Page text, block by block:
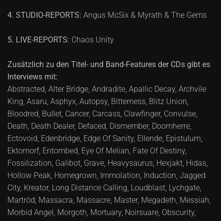
4. STUDIO-REPORTS: Angus McSix & Myrath & The Gems
5. LIVE-REPORTS: Chaos Unity
Zusätzlich zu den Titel- und Band-Features der CDs gibt es
Interviews mit:
Abstracted, Alter Bridge, Andradite, Apallic Decay, Archvile
King, Asaru, Asphyx, Autopsy, Bitterness, Blitz Union,
Bloodred, Bullet, Cancer, Carcass, Clawfinger, Convulse,
Death, Death Dealer, Defaced, Dismember, Doomherre,
Ectovoid, Edenbridge, Edge Of Sanity, Ellende, Epistulum,
Ektomorf, Entombed, Eye Of Melian, Fate Of Destiny,
Fossilization, Galibot, Grave, Heavysaurus, Hexjakt, Hidas,
Hollow Peak, Homegrown, Immolation, Induction, Jagged
City, Kreator, Long Distance Calling, Loudblast, Lychgate,
Martröd, Massacra, Massacre, Master, Megadeth, Messiah,
Morbid Angel, Morgoth, Mortuary, Noirsuare, Obscurity,